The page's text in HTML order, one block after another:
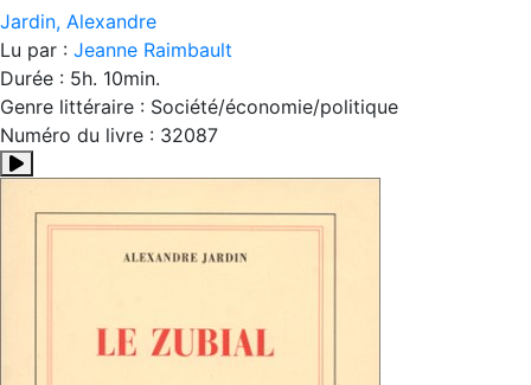
Jardin, Alexandre
Lu par : Jeanne Raimbault
Durée : 5h. 10min.
Genre littéraire : Société/économie/politique
Numéro du livre : 32087
Résumé:Dans ce livre qui tient du récit intime et de